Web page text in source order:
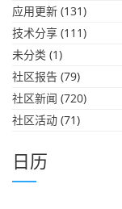
应用更新 (131)
技术分享 (111)
未分类 (1)
社区报告 (79)
社区新闻 (720)
社区活动 (71)
日历